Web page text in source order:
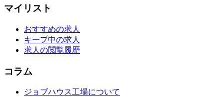
マイリスト
おすすめの求人
キープ中の求人
求人の閲覧履歴
コラム
ジョブハウス工場について